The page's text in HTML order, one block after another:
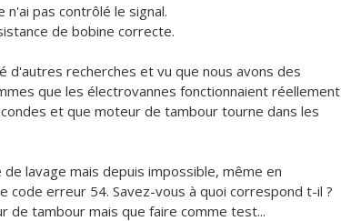
pas contrôlé le signal.
de bobine correcte.
d'autres recherches et vu que nous avons des
que les électrovannes fonctionnaient réellement
et que moteur de tambour tourne dans les
lavage mais depuis impossible, même en
code erreur 54. Savez-vous à quoi correspond t-il ?
de tambour mais que faire comme test...